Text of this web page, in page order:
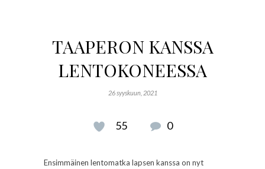
TAAPERON KANSSA
LENTOKONEESSA
26 syyskuun, 2021
55 0
Ensimmäinen lentomatka lapsen kanssa on nyt